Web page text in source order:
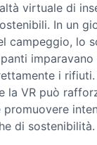
virtuale di
In un
campeggio, lo
imparavano
i
la VR può
di sostenibilità.